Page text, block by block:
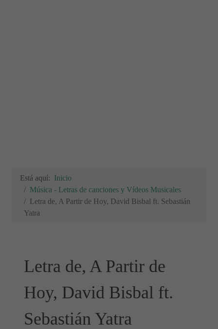
Está aquí: Inicio
Música - Letras de canciones y Vídeos Musicales
Letra de, A Partir de Hoy, David Bisbal ft. Sebastián
Yatra
Letra de, A Partir de
Hoy, David Bisbal ft.
Sebastián Yatra